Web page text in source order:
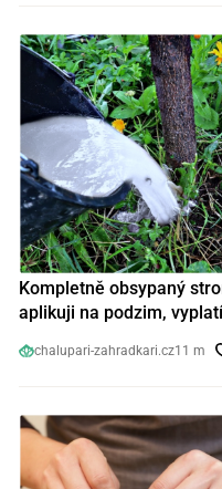
Kompletně obsypaný
aplikuji na podzim,
chalupari-zahradkari.cz11 m